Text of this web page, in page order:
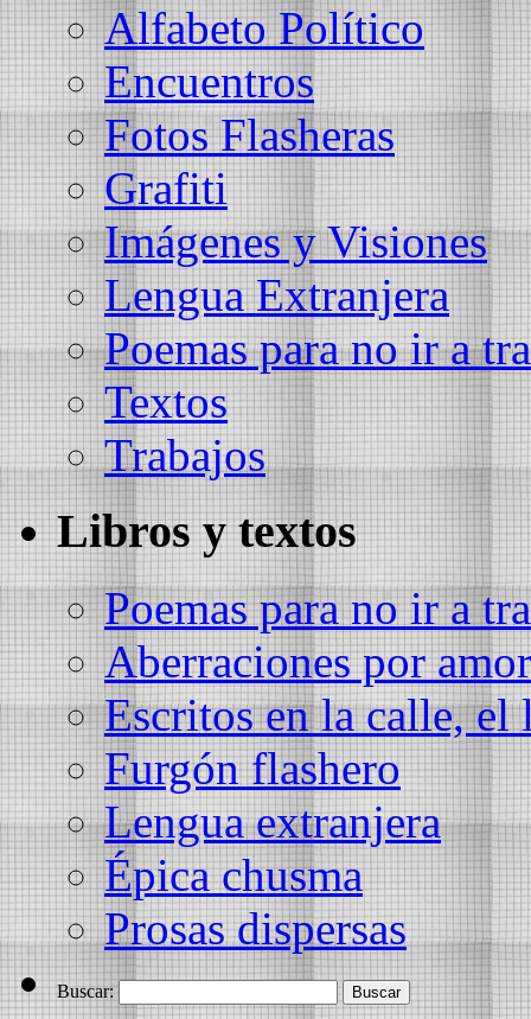
Alfabeto Político
Encuentros
Fotos Flasheras
Grafiti
Imágenes y Visiones
Lengua Extranjera
Poemas para no ir a
Textos
Trabajos
Libros y textos
Poemas para no ir a
Aberraciones por amor
Escritos en la calle, el
Furgón flashero
Lengua extranjera
Épica chusma
Prosas dispersas
Buscar: